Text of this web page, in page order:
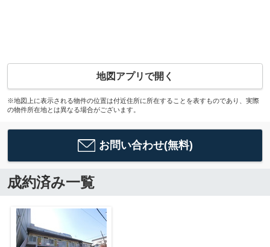
地図アプリで開く
※地図上に表示される物件の位置は付近住所に所在することを表すものであり、実際
の物件所在地とは異なる場合がございます。
お問い合わせ(無料)
成約済み一覧